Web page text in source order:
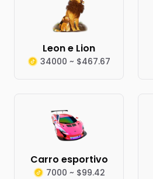
Leon e Lion
34000 ~ $467.67
Carro esportivo
7000 ~ $99.42